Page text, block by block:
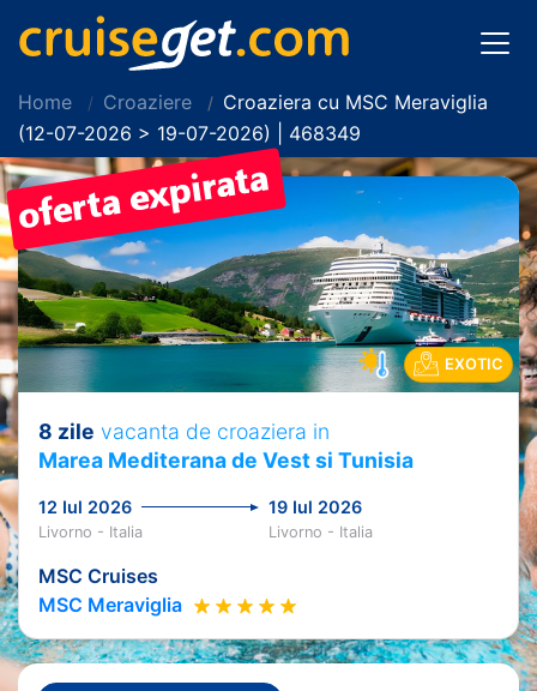
Home Croaziere
Croaziera cu MSC Meraviglia
(12-07-2026 > 19-07-2026) | 468349
EXOTIC
8 zile vacanta de croaziera in
Marea Mediterana de Vest si Tunisia
12 Iul 2026 19 Iul 2026
Livorno - Italia Livorno - Italia
MSC Cruises
MSC Meraviglia